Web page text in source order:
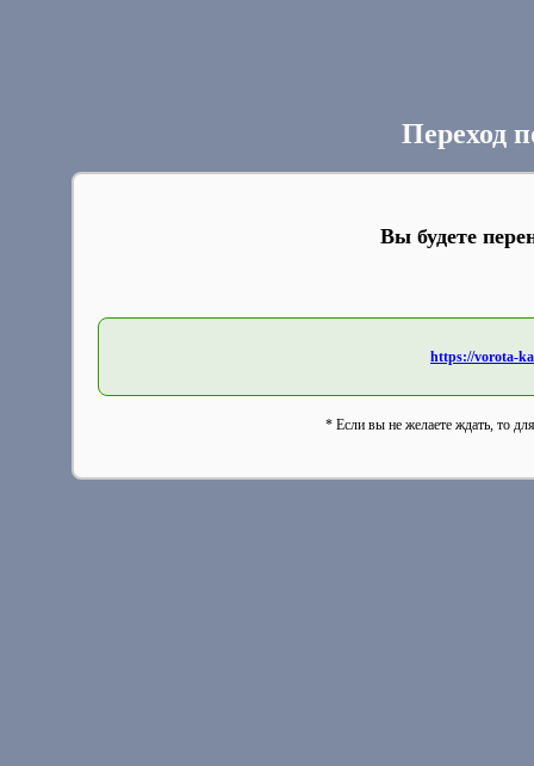
Переход
Вы будете
https://vorota-
* Если вы не желаете ждать, то